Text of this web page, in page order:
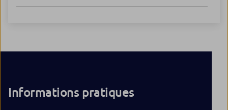
Informations pratiques